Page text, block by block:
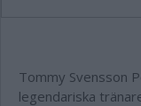
Tommy Svensson
legendariska